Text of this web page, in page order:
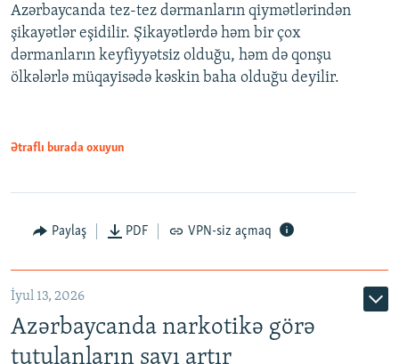
Azərbaycanda tez-tez dərmanların qiymətlərindən
şikayətlər eşidilir. Şikayətlərdə həm bir çox
dərmanların keyfiyyətsiz olduğu, həm də qonşu
ölkələrlə müqayisədə kəskin baha olduğu deyilir.
Ətraflı burada oxuyun
Paylaş PDF VPN-siz açmaq
İyul 13, 2026
Azərbaycanda narkotikə görə
tutulanların sayı artır